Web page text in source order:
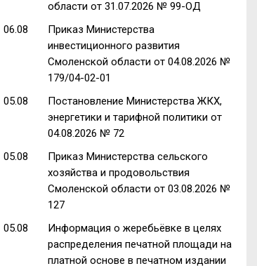
области от 31.07.2026 № 99-ОД
06.08
Приказ Министерства
инвестиционного развития
Смоленской области от 04.08.2026 №
179/04-02-01
05.08
Постановление Министерства ЖКХ,
энергетики и тарифной политики от
04.08.2026 № 72
05.08
Приказ Министерства сельского
хозяйства и продовольствия
Смоленской области от 03.08.2026 №
127
05.08
Информация о жеребьёвке в целях
распределения печатной площади на
платной основе в печатном издании